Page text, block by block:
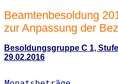
Beamtenbesoldung
zur Anpassung der
Besoldungsgruppe C 1,
29.02.2016